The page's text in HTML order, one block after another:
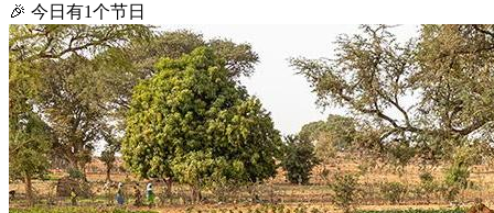
🎉 今日有1个节日